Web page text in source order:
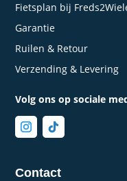
Fietsplan bij
Garantie
Ruilen & Retour
Verzending & Levering
Volg ons op sociale
Contact